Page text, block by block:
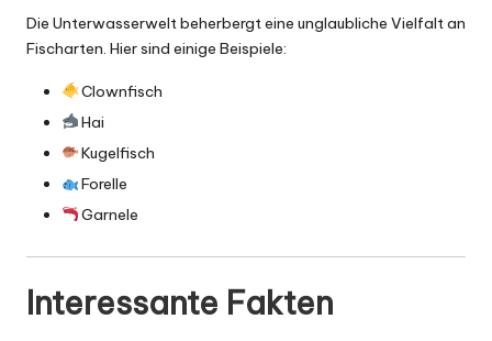
Die Unterwasserwelt beherbergt eine unglaubliche Vielfalt an
Fischarten. Hier sind einige Beispiele:
Clownfisch
Hai
Kugelfisch
Forelle
Garnele
Interessante Fakten